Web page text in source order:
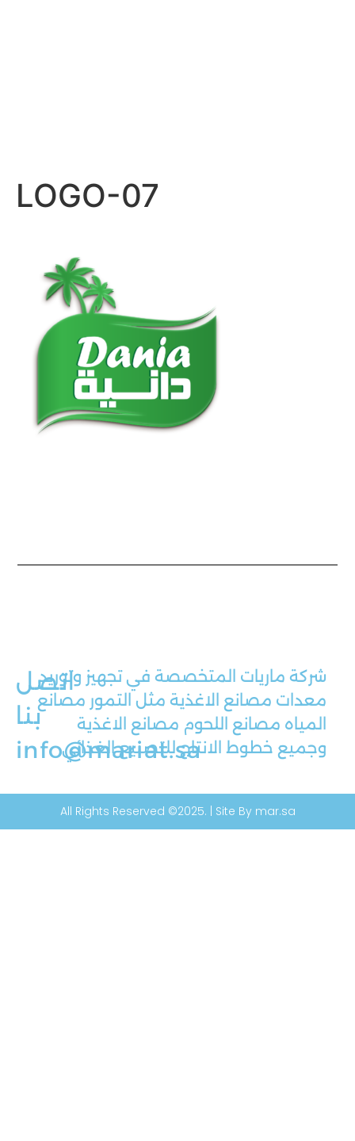
LOGO-07
اتصل
بنا
info@mariat.sa
شركة ماريات المتخصصة في تجهيز وتوريد
معدات مصانع الاغذية مثل التمور مصانع
المياه مصانع اللحوم مصانع الاغذية
وجميع خطوط الانتاج للتصنيع الغذائي
All Rights Reserved ©2025. | Site By mar.sa